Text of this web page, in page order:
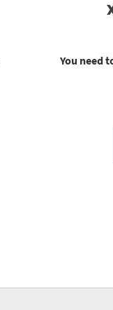
You need